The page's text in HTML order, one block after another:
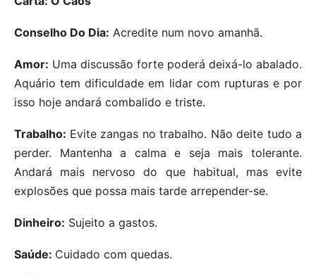
Conselho Do Dia: Acredite num novo amanhã.
Amor: Uma discussão forte poderá deixá-lo abalado.
Aquário tem dificuldade em lidar com rupturas e por
isso hoje andará combalido e triste.
Trabalho: Evite zangas no trabalho. Não deite tudo a
perder. Mantenha a calma e seja mais tolerante.
Andará mais nervoso do que habitual, mas evite
explosões que possa mais tarde arrepender-se.
Dinheiro: Sujeito a gastos.
Saúde: Cuidado com quedas.